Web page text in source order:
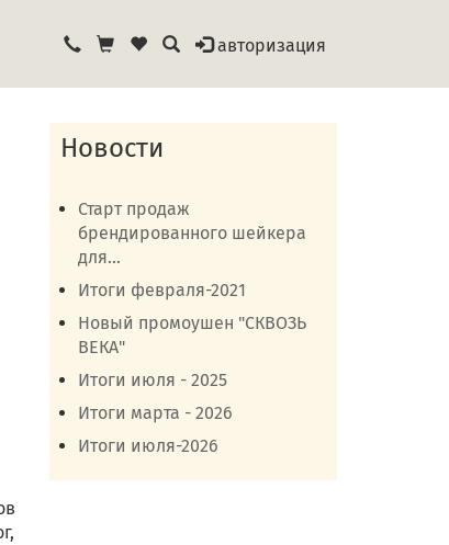
авторизация
Новости
Старт продаж
брендированного шейкера
для...
Итоги февраля-2021
Новый промоушен "СКВОЗЬ
ВЕКА"
Итоги июля - 2025
Итоги марта - 2026
Итоги июля-2026